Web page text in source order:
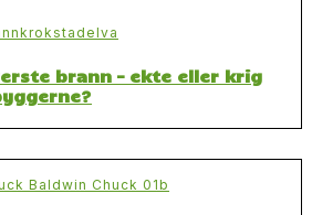
brann – ekte eller krig